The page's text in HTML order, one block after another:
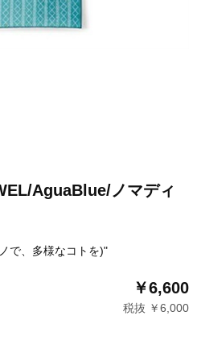
AguaBlue/ノマディ
で、多様なコトを)"
￥6,600
税抜 ￥6,000